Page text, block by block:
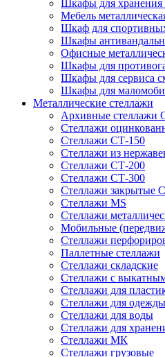
Шкафы для хранения
Мебель
Шкаф для
Шкафы
Офисные
Шкафы для
Шкафы для сервиса
Шкафы для
Металлические стеллажи
Архивные стеллажи
Стеллажи
Стеллажи СТ-150
Стеллажи из
Стеллажи СТ-200
Стеллажи СТ-300
Стеллажи закрытые
Стеллажи MS
Стеллажи
Мобильные
Стеллажи
Паллетные стеллажи
Стеллажи складские
Стеллажи с
Стеллажи для
Стеллажи для одежды
Стеллажи для воды
Стеллажи для
Стеллажи МК
Стеллажи грузовые